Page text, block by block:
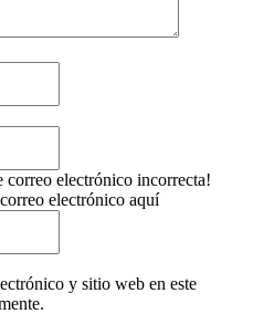
correo electrónico incorrecta!
electrónico aquí
y sitio web en este